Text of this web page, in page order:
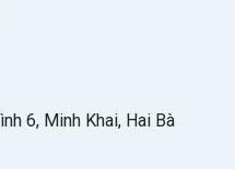
6, Minh Khai, Hai Bà